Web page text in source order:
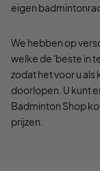
eigen
We hebben op
welke de 'beste in
zodat het voor u
doorlopen. U kunt
Badminton Shop
prijzen.